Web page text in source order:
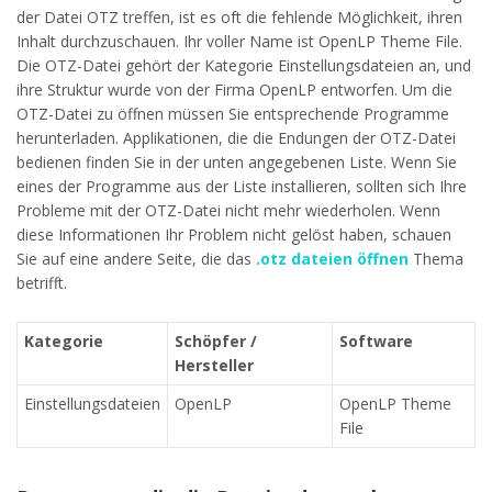
der Datei OTZ treffen, ist es oft die fehlende Möglichkeit, ihren
Inhalt durchzuschauen. Ihr voller Name ist OpenLP Theme File.
Die OTZ-Datei gehört der Kategorie Einstellungsdateien an, und
ihre Struktur wurde von der Firma OpenLP entworfen. Um die
OTZ-Datei zu öffnen müssen Sie entsprechende Programme
herunterladen. Applikationen, die die Endungen der OTZ-Datei
bedienen finden Sie in der unten angegebenen Liste. Wenn Sie
eines der Programme aus der Liste installieren, sollten sich Ihre
Probleme mit der OTZ-Datei nicht mehr wiederholen. Wenn
diese Informationen Ihr Problem nicht gelöst haben, schauen
Sie auf eine andere Seite, die das .otz dateien öffnen Thema
betrifft.
Kategorie
Schöpfer /
Hersteller
Software
Einstellungsdateien OpenLP
OpenLP Theme
File